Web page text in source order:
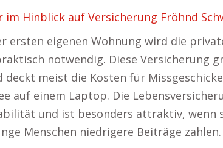
im Hinblick auf Versicherung Fröhnd
ersten eigenen Wohnung wird die
notwendig. Diese Versicherung
meist die Kosten für
auf einem Laptop. Die
und ist besonders attraktiv, wenn
Menschen niedrigere Beiträge zahlen.